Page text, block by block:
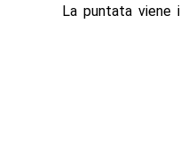
La puntata viene